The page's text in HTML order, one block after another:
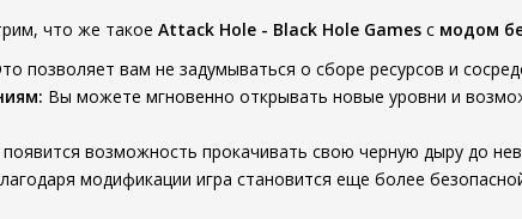
что же такое Attack Hole - Black Hole Games с модом
позволяет вам не задумываться о сборе ресурсов и
Вы можете мгновенно открывать новые уровни и
появится возможность прокачивать свою черную дыру до
модификации игра становится еще более